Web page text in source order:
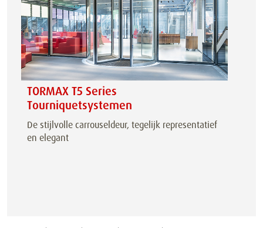
TORMAX T5 Series
Tourniquetsystemen
De stijlvolle carrouseldeur, tegelijk representatief
en elegant